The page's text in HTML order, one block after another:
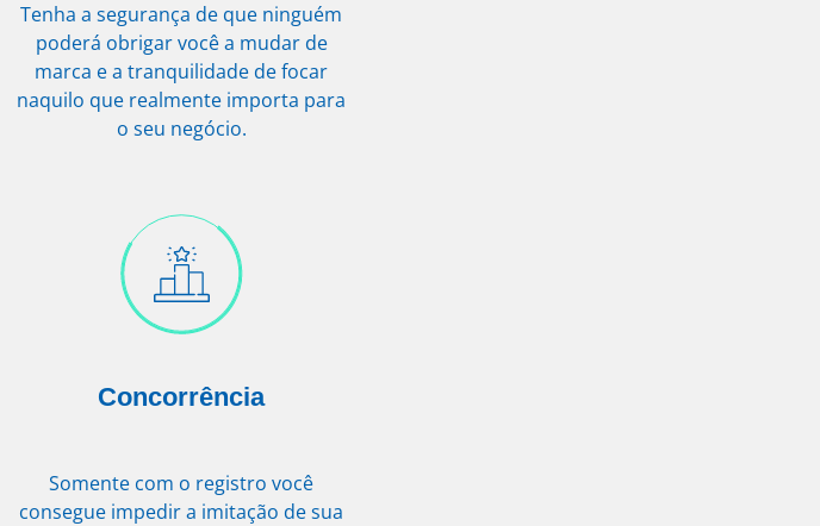
Tenha a segurança de que ninguém
poderá obrigar você a mudar de
marca e a tranquilidade de focar
naquilo que realmente importa para
o seu negócio.
Concorrência
Somente com o registro você
consegue impedir a imitação de sua